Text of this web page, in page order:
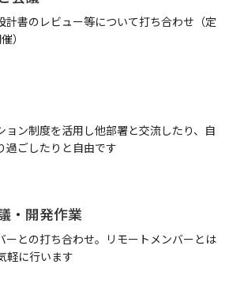
計書のレビュー等について打ち合わせ（定
）
ョン制度を活用し他部署と交流したり、自
過ごしたりと自由です
・開発作業
ーとの打ち合わせ。リモートメンバーとは
軽に行います